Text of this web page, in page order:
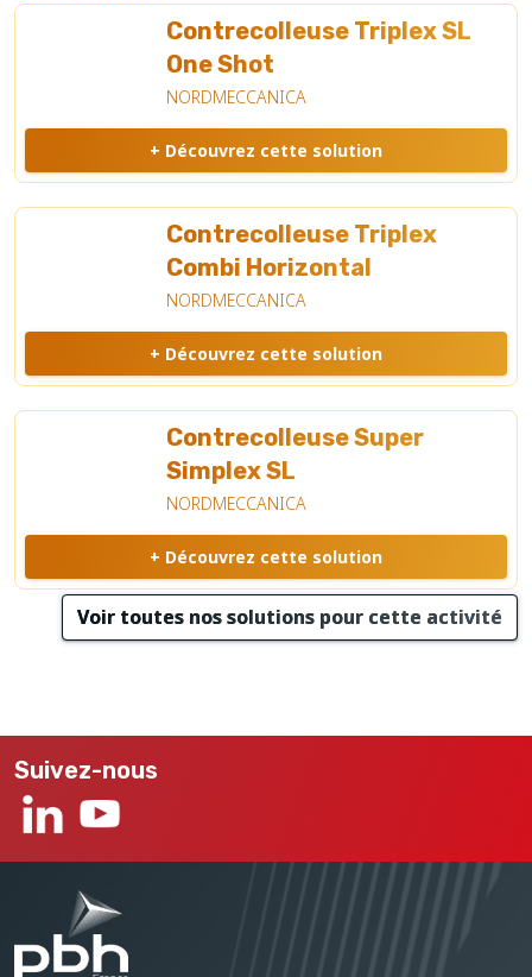
Contrecolleuse Triplex SL
One Shot
NORDMECCANICA
+ Découvrez cette solution
Contrecolleuse Triplex
Combi Horizontal
NORDMECCANICA
+ Découvrez cette solution
Contrecolleuse Super
Simplex SL
NORDMECCANICA
+ Découvrez cette solution
Voir toutes nos solutions pour cette activité
Suivez-nous